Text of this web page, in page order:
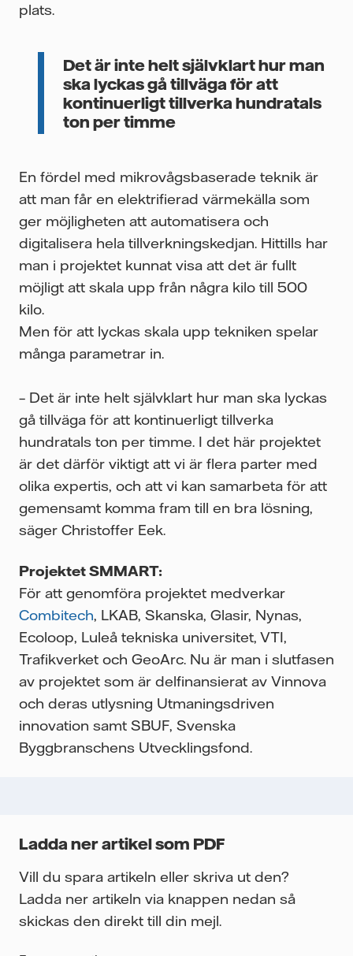
plats.
Det är inte helt självklart hur man
ska lyckas gå tillväga för att
kontinuerligt tillverka hundratals
ton per timme
En fördel med mikrovågsbaserade teknik är
att man får en elektrifierad värmekälla som
ger möjligheten att automatisera och
digitalisera hela tillverkningskedjan. Hittills har
man i projektet kunnat visa att det är fullt
möjligt att skala upp från några kilo till 500
kilo.
Men för att lyckas skala upp tekniken spelar
många parametrar in.
– Det är inte helt självklart hur man ska lyckas
gå tillväga för att kontinuerligt tillverka
hundratals ton per timme. I det här projektet
är det därför viktigt att vi är flera parter med
olika expertis, och att vi kan samarbeta för att
gemensamt komma fram till en bra lösning,
säger Christoffer Eek.
Projektet SMMART:
För att genomföra projektet medverkar
Combitech, LKAB, Skanska, Glasir, Nynas,
Ecoloop, Luleå tekniska universitet, VTI,
Trafikverket och GeoArc. Nu är man i slutfasen
av projektet som är delfinansierat av Vinnova
och deras utlysning Utmaningsdriven
innovation samt SBUF, Svenska
Byggbranschens Utvecklingsfond.
Ladda ner artikel som PDF
Vill du spara artikeln eller skriva ut den?
Ladda ner artikeln via knappen nedan så
skickas den direkt till din mejl.